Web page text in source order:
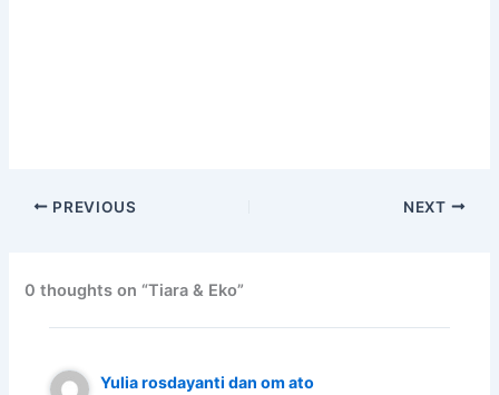
PREVIOUS NEXT
0 thoughts on “Tiara & Eko”
Yulia rosdayanti dan om ato